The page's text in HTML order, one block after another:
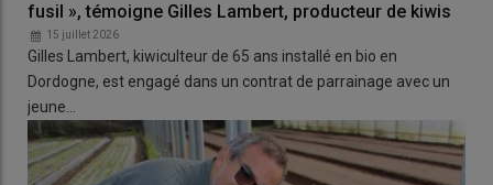
fusil », témoigne Gilles Lambert, producteur de kiwis
15 juillet 2026
Gilles Lambert, kiwiculteur de 65 ans installé en bio en
Dordogne, est engagé dans un contrat de parrainage avec un
jeune…